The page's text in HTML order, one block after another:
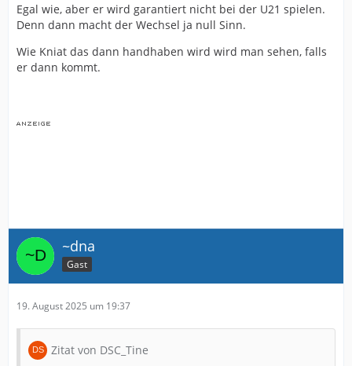
Egal wie, aber er wird garantiert nicht bei der U21 spielen.
Denn dann macht der Wechsel ja null Sinn.
Wie Kniat das dann handhaben wird wird man sehen, falls
er dann kommt.
~dna
Gast
19. August 2025 um 19:37
Zitat von DSC_Tine